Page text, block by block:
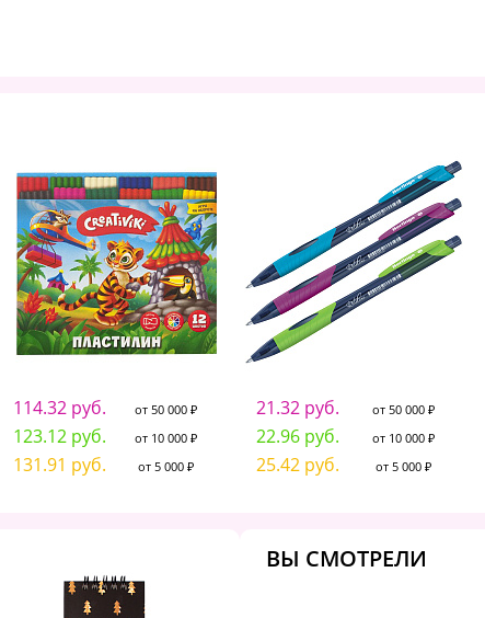
114.32 руб. от 50 000 ₽
123.12 руб. от 10 000 ₽
131.91 руб. от 5 000 ₽
21.32 руб. от 50 000 ₽
22.96 руб. от 10 000 ₽
25.42 руб. от 5 000 ₽
ВЫ СМОТРЕЛИ